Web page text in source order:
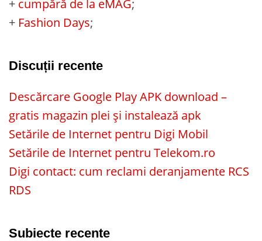
+ cumpără de la eMAG;
+ Fashion Days;
Discuții recente
Descărcare Google Play APK download –
gratis magazin plei și instalează apk
Setările de Internet pentru Digi Mobil
Setările de Internet pentru Telekom.ro
Digi contact: cum reclami deranjamente RCS
RDS
Subiecte recente